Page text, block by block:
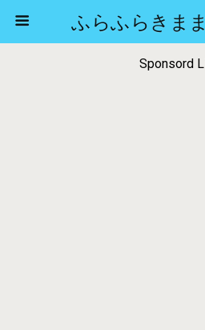
ふらふらきま
Sponsord